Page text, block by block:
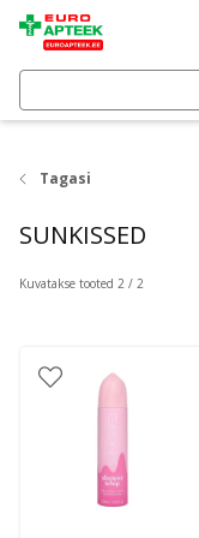
Tagasi
SUNKISSED
Kuvatakse tooted 2 / 2